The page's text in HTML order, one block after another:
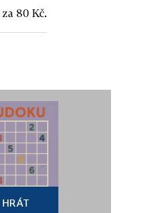
za 80 Kč.
HRÁT